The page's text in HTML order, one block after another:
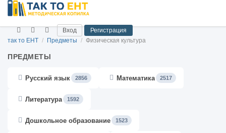
Вход
Регистрация
так то ЕНТ / Предметы / Физическая культура
ПРЕДМЕТЫ
Русский язык 2856 Математика 2517
Литература 1592
Дошкольное образование 1523